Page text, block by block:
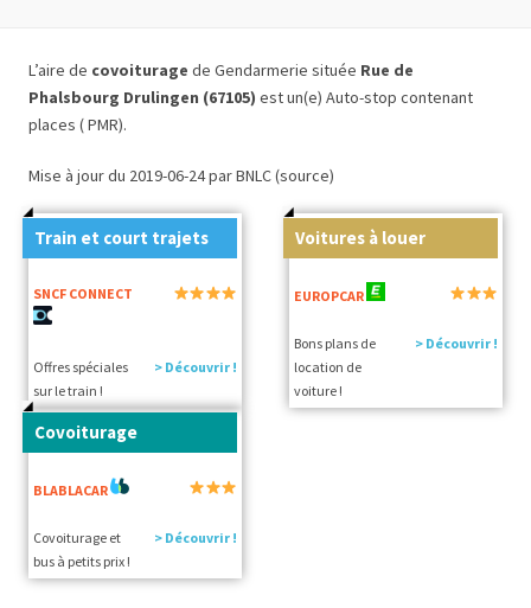
L’aire de covoiturage de Gendarmerie située Rue de
Phalsbourg Drulingen (67105) est un(e) Auto-stop contenant
places ( PMR).
Mise à jour du 2019-06-24 par BNLC (source)
Train et court trajets
SNCF CONNECT
Offres spéciales
sur le train !
> Découvrir !
Voitures à louer
EUROPCAR
Bons plans de
location de
voiture !
> Découvrir !
Covoiturage
BLABLACAR
Covoiturage et
bus à petits prix !
> Découvrir !